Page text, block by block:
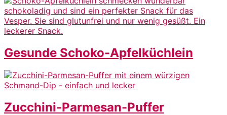
Gesunde Schoko-Apfelküchlein
Zucchini-Parmesan-Puffer